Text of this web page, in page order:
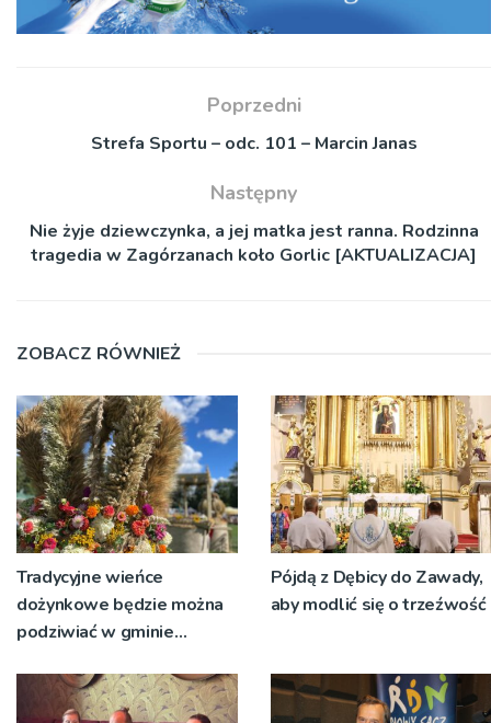
Poprzedni
Strefa Sportu – odc. 101 – Marcin Janas
Następny
Nie żyje dziewczynka, a jej matka jest ranna. Rodzinna
tragedia w Zagórzanach koło Gorlic [AKTUALIZACJA]
ZOBACZ RÓWNIEŻ
Tradycyjne wieńce
dożynkowe będzie można
podziwiać w gminie
Pójdą z Dębicy do Zawady,
aby modlić się o trzeźwość